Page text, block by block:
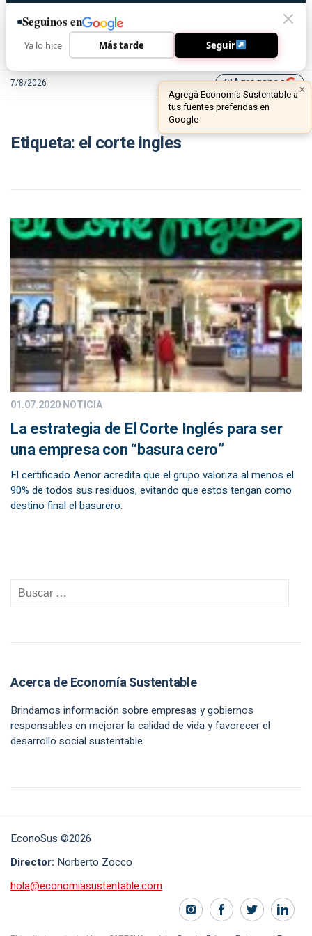
7/8/2026 library_addAgreganos ×
Agregá Economía Sustentable a
tus fuentes preferidas en
Google
Etiqueta: el corte ingles
01.07.2020NOTICIA
La estrategia de El Corte Inglés para ser
una empresa con “basura cero”
El certificado Aenor acredita que el grupo valoriza al menos el
90% de todos sus residuos, evitando que estos tengan como
destino final el basurero.
Acerca de Economía Sustentable
Brindamos información sobre empresas y gobiernos
responsables en mejorar la calidad de vida y favorecer el
desarrollo social sustentable.
EconoSus ©2026
Director: Norberto Zocco
hola@economiasustentable.com
Seguinos en
Ya lo hice Más tarde Seguir